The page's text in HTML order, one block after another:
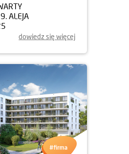
ALEJA
dowiedz się więcej